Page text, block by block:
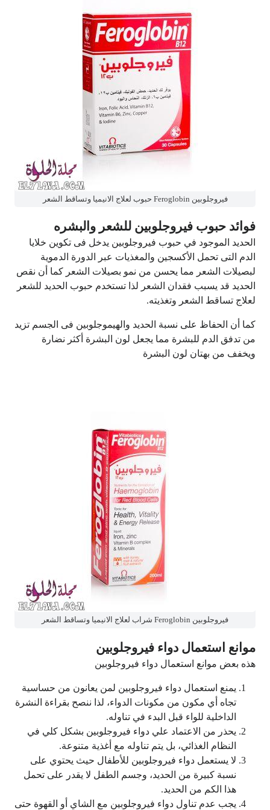
فيروجلوبين Feroglobin حبوب لعلاج الانيميا وتساقط الشعر
فوائد حبوب فيروجلوبين للشعر والبشره
الحديد الموجود في حبوب فيروجلوبين يدخل فى تكوين خلايا
الدم التى تحمل الأكسجين والمغذيات عبر الدورة الدموية
لبصيلات الشعر مما يحسن من نمو بصيلات الشعر كما أن نقص
الحديد قد يسبب فقدان الشعر لذا تستخدم حبوب الحديد للشعر
لعلاج تساقط الشعر وتغذيته.
كما أن الحفاظ على نسبة الحديد والهيموجلوبين فى الجسم تزيد
من تدفق الدم للبشرة مما يجعل لون البشرة أكثر نضارة
ويخفف من بهتان لون البشرة
فيروجلوبين Feroglobin شراب لعلاج الانيميا وتساقط الشعر
موانع استعمال دواء فيروجلوبين
هذه بعض موانع استعمال دواء فيروجلوبين
يمنع استعمال دواء فيروجلوبين لمن يعانون من حساسية
تجاه أي مكون من مكونات الدواء، لذا ننصح بقراءة النشرة
الداخلية للواء قبل البدء في تناوله.
يحذر من الاعتماد علي دواء فيروجلوبين بشكل كلي في
النظام الغذائي، بل يتم تناوله مع أغذية متنوعة.
لا يستعمل دواء فيروجلوبين للأطفال حيث يحتوي على
نسبة كبيرة من الحديد، وجسم الطفل لا يقدر على تحمل
هذا الكم من الحديد.
يجب عدم تناول دواء فيروجلوبين مع الشاي أو القهوة حتى